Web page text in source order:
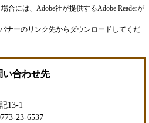
合には、Adobe社が提供するAdobe Readerが
ナーのリンク先からダウンロードしてくだ
い合わせ先
13-1
23-6537